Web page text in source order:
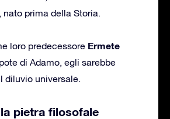
, nato prima della Storia.
loro predecessore Ermete
di Adamo, egli sarebbe
diluvio universale.
pietra filosofale